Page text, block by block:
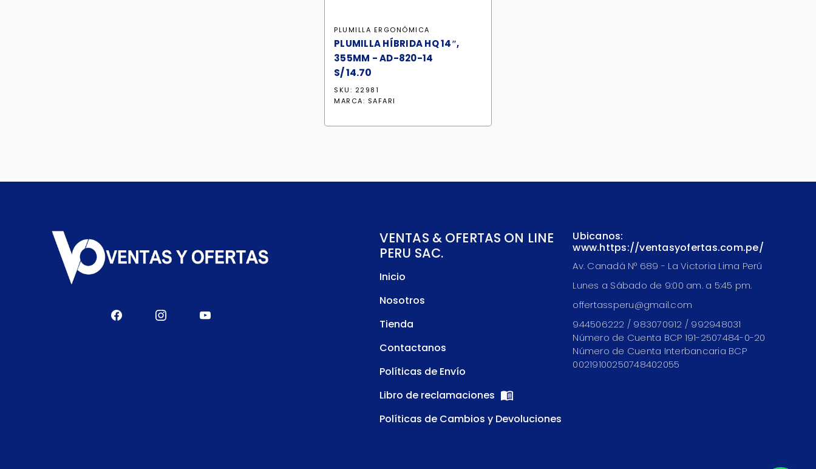
PLUMILLA ERGONÓMICA
PLUMILLA HÍBRIDA HQ 14″,
355MM - AD-820-14
S/14.70
SKU: 22981
MARCA: SAFARI
VENTAS & OFERTAS ON LINE
PERU SAC.
Inicio
Nosotros
Tienda
Contactanos
Políticas de Envío
Libro de reclamaciones
Políticas de Cambios y Devoluciones
Ubicanos:
www.https://ventasyofertas.com.pe/
Av. Canadá N° 689 - La Victoria Lima Perú
Lunes a Sábado de 9:00 am. a 5:45 pm.
offertassperu@gmail.com
944506222 / 983070912 / 992948031
Número de Cuenta BCP 191-2507484-0-20
Número de Cuenta Interbancaria BCP
00219100250748402055